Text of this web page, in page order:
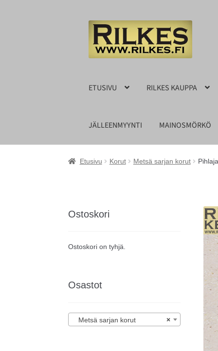
Siirry
navigointiin
Siirry
sisältöön
ETUSIVU RILKES KAUPPA
JÄLLEENMYYNTI MAINOSMÖRKÖ
Etusivu Korut Metsä sarjan korut
Ostoskori
Ostoskori on tyhjä.
Osastot
×
Metsä sarjan korut